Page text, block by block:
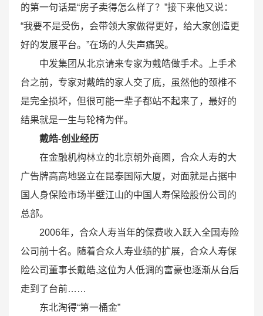
的第一句话是“房子卖得怎么样了？”接下来他又说：
“我要不是受伤，会带领大家做得更好，给大家创造更
好的发展平台。”在场的人失声痛哭。
中发集团从北京请来专家为戴皓做手术。上手术
台之前，专家对戴皓的家人交了底，虽然他的颈椎不
是完全损坏，但很可能一辈子都站不起来了，最好的
结果就是一生与轮椅为伴。
戴皓-创业经历
在金融机构林立的北京朝外商圈，合众人寿的大
广告牌高高地竖立在昆泰国际大厦，对面就是占据中
国人身保险市场半壁江山的中国人寿保险股份公司的
总部。
2006年，合众人寿当年的保费收入跃入全国寿险
公司前十名。随着合众人寿业绩的扩展，合众人寿保
险公司董事长戴皓,这位为人低调的富豪也逐渐从台后
走到了台前……
东北淘得“第一桶金”